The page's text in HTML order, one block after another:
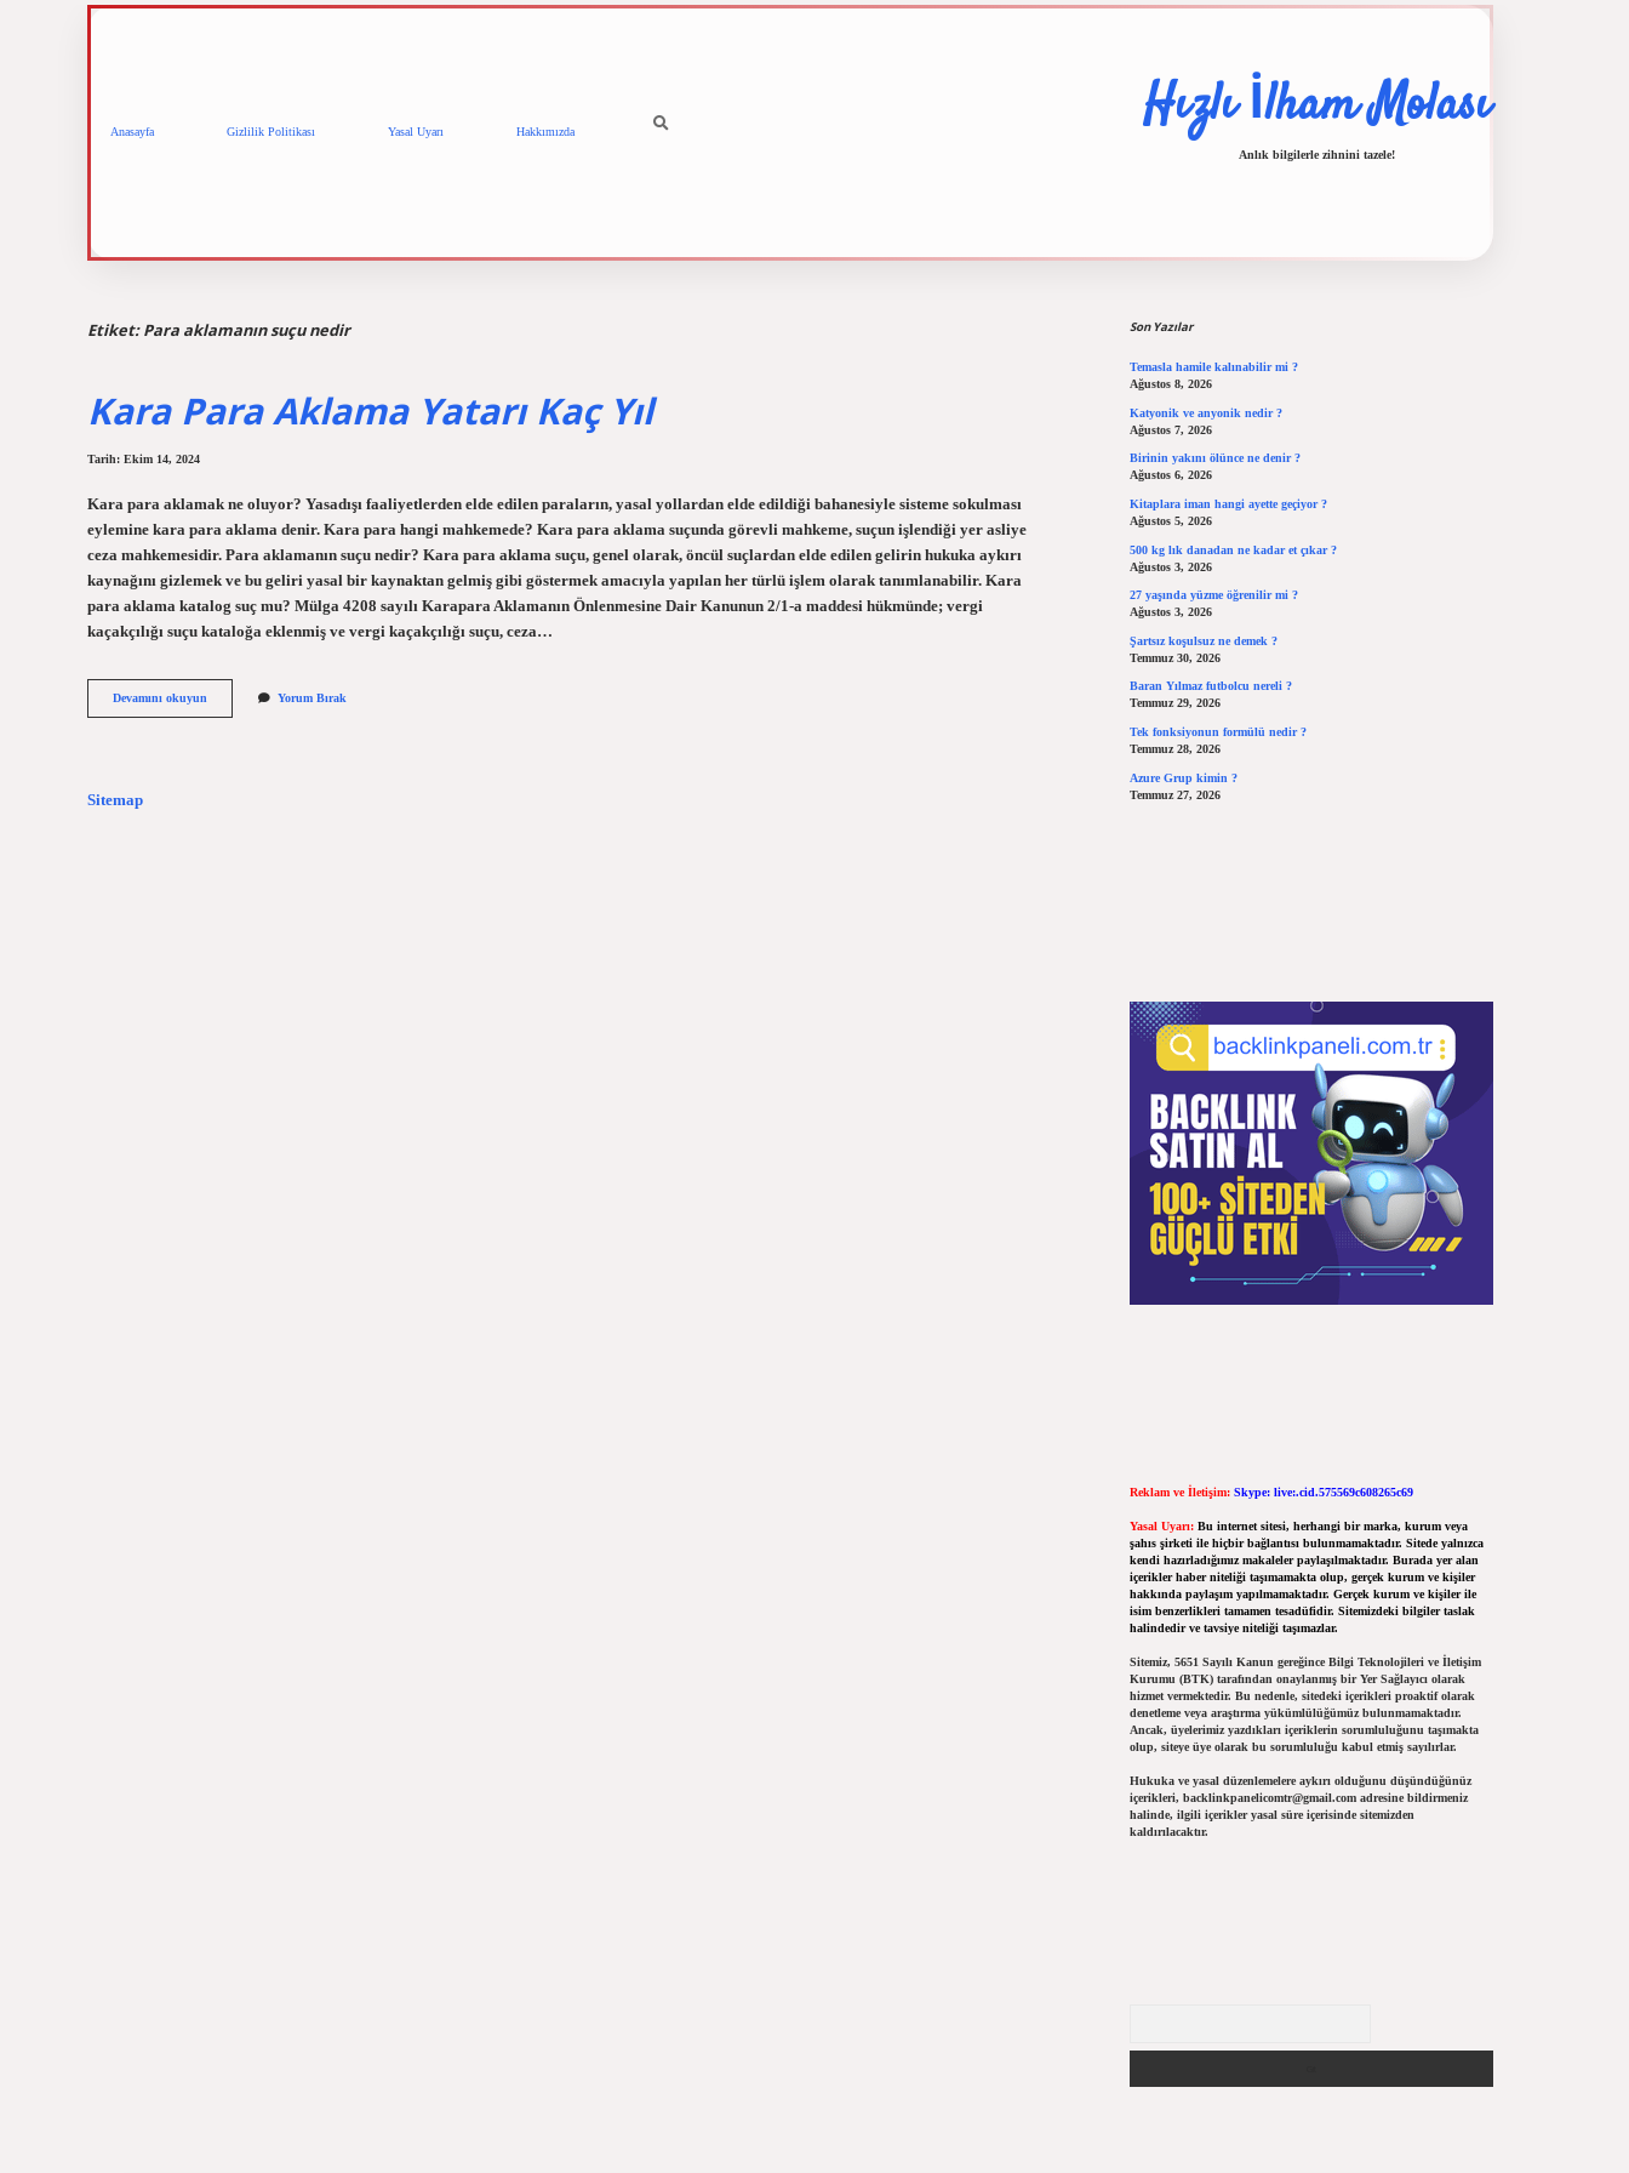
Anasayfa Gizlilik Politikası Yasal Uyarı Hakkımızda Hızlı İlham Molası
Anlık bilgilerle zihnini tazele!
Etiket:Para aklamanın suçu nedir
Kara Para Aklama Yatarı Kaç Yıl
Tarih: Ekim 14, 2024
Kara para aklamak ne oluyor? Yasadışı faaliyetlerden elde edilen paraların, yasal yollardan elde edildiği bahanesiyle sisteme sokulması
eylemine kara para aklama denir. Kara para hangi mahkemede? Kara para aklama suçunda görevli mahkeme, suçun işlendiği yer asliye
ceza mahkemesidir. Para aklamanın suçu nedir? Kara para aklama suçu, genel olarak, öncül suçlardan elde edilen gelirin hukuka aykırı
kaynağını gizlemek ve bu geliri yasal bir kaynaktan gelmiş gibi göstermek amacıyla yapılan her türlü işlem olarak tanımlanabilir. Kara
para aklama katalog suç mu? Mülga 4208 sayılı Karapara Aklamanın Önlenmesine Dair Kanunun 2/1-a maddesi hükmünde; vergi
kaçakçılığı suçu kataloğa eklenmiş ve vergi kaçakçılığı suçu, ceza…
Devamını okuyun
Para
Yorum Bırak
Sitemap
Son Yazılar
Temasla hamile kalınabilir mi ?
Ağustos 8, 2026
Katyonik ve anyonik nedir ?
Ağustos 7, 2026
Birinin yakını ölünce ne denir ?
Ağustos 6, 2026
Kitaplara iman hangi ayette geçiyor ?
Ağustos 5, 2026
500 kg lık danadan ne kadar et çıkar ?
Ağustos 3, 2026
27 yaşında yüzme öğrenilir mi ?
Ağustos 3, 2026
Şartsız koşulsuz ne demek ?
Temmuz 30, 2026
Baran Yılmaz futbolcu nereli ?
Temmuz 29, 2026
Tek fonksiyonun formülü nedir ?
Temmuz 28, 2026
Azure Grup kimin ?
Temmuz 27, 2026
Reklam ve İletişim: Skype: live:.cid.575569c608265c69
Yasal Uyarı: Bu internet sitesi, herhangi bir marka, kurum veya
şahıs şirketi ile hiçbir bağlantısı bulunmamaktadır. Sitede yalnızca
kendi hazırladığımız makaleler paylaşılmaktadır. Burada yer alan
içerikler haber niteliği taşımamakta olup, gerçek kurum ve kişiler
hakkında paylaşım yapılmamaktadır. Gerçek kurum ve kişiler ile
isim benzerlikleri tamamen tesadüfidir. Sitemizdeki bilgiler taslak
halindedir ve tavsiye niteliği taşımazlar.
Sitemiz, 5651 Sayılı Kanun gereğince Bilgi Teknolojileri ve İletişim
Kurumu (BTK) tarafından onaylanmış bir Yer Sağlayıcı olarak
hizmet vermektedir. Bu nedenle, sitedeki içerikleri proaktif olarak
denetleme veya araştırma yükümlülüğümüz bulunmamaktadır.
Ancak, üyelerimiz yazdıkları içeriklerin sorumluluğunu taşımakta
olup, siteye üye olarak bu sorumluluğu kabul etmiş sayılırlar.
Hukuka ve yasal düzenlemelere aykırı olduğunu düşündüğünüz
içerikleri, backlinkpanelicomtr@gmail.comadresine bildirmeniz
halinde, ilgili içerikler yasal süre içerisinde sitemizden
kaldırılacaktır.